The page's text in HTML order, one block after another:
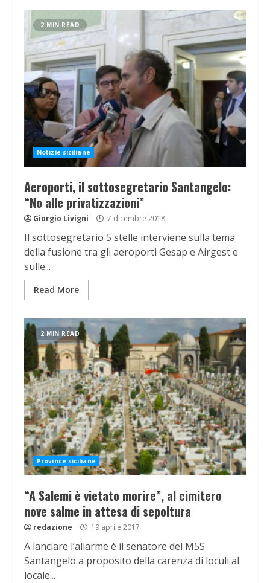
2 MIN READ
Notizie siciliane
Aeroporti, il sottosegretario Santangelo:
“No alle privatizzazioni”
Giorgio Livigni 7 dicembre 2018
Il sottosegretario 5 stelle interviene sulla tema
della fusione tra gli aeroporti Gesap e Airgest e
sulle...
Read More
2 MIN READ
Province siciliane
“A Salemi è vietato morire”, al cimitero
nove salme in attesa di sepoltura
redazione 19 aprile 2017
A lanciare l’allarme è il senatore del M5S
Santangelo a proposito della carenza di loculi al
locale...